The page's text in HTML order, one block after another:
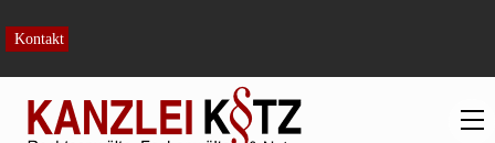
content
Kontakt